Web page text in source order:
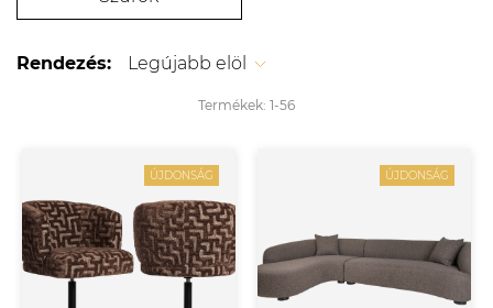
Rendezés: Legújabb elöl
Termékek: 1-56
ÚJDONSÁG ÚJDONSÁG